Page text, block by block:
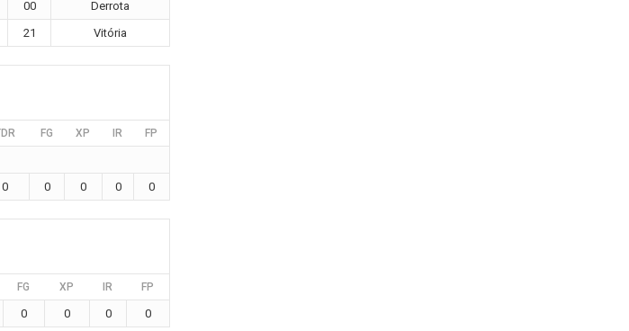
00
Derrota
21 Vitória
FG XP IR FP
0 0 0 0 0
FG XP IR FP
0 0 0 0